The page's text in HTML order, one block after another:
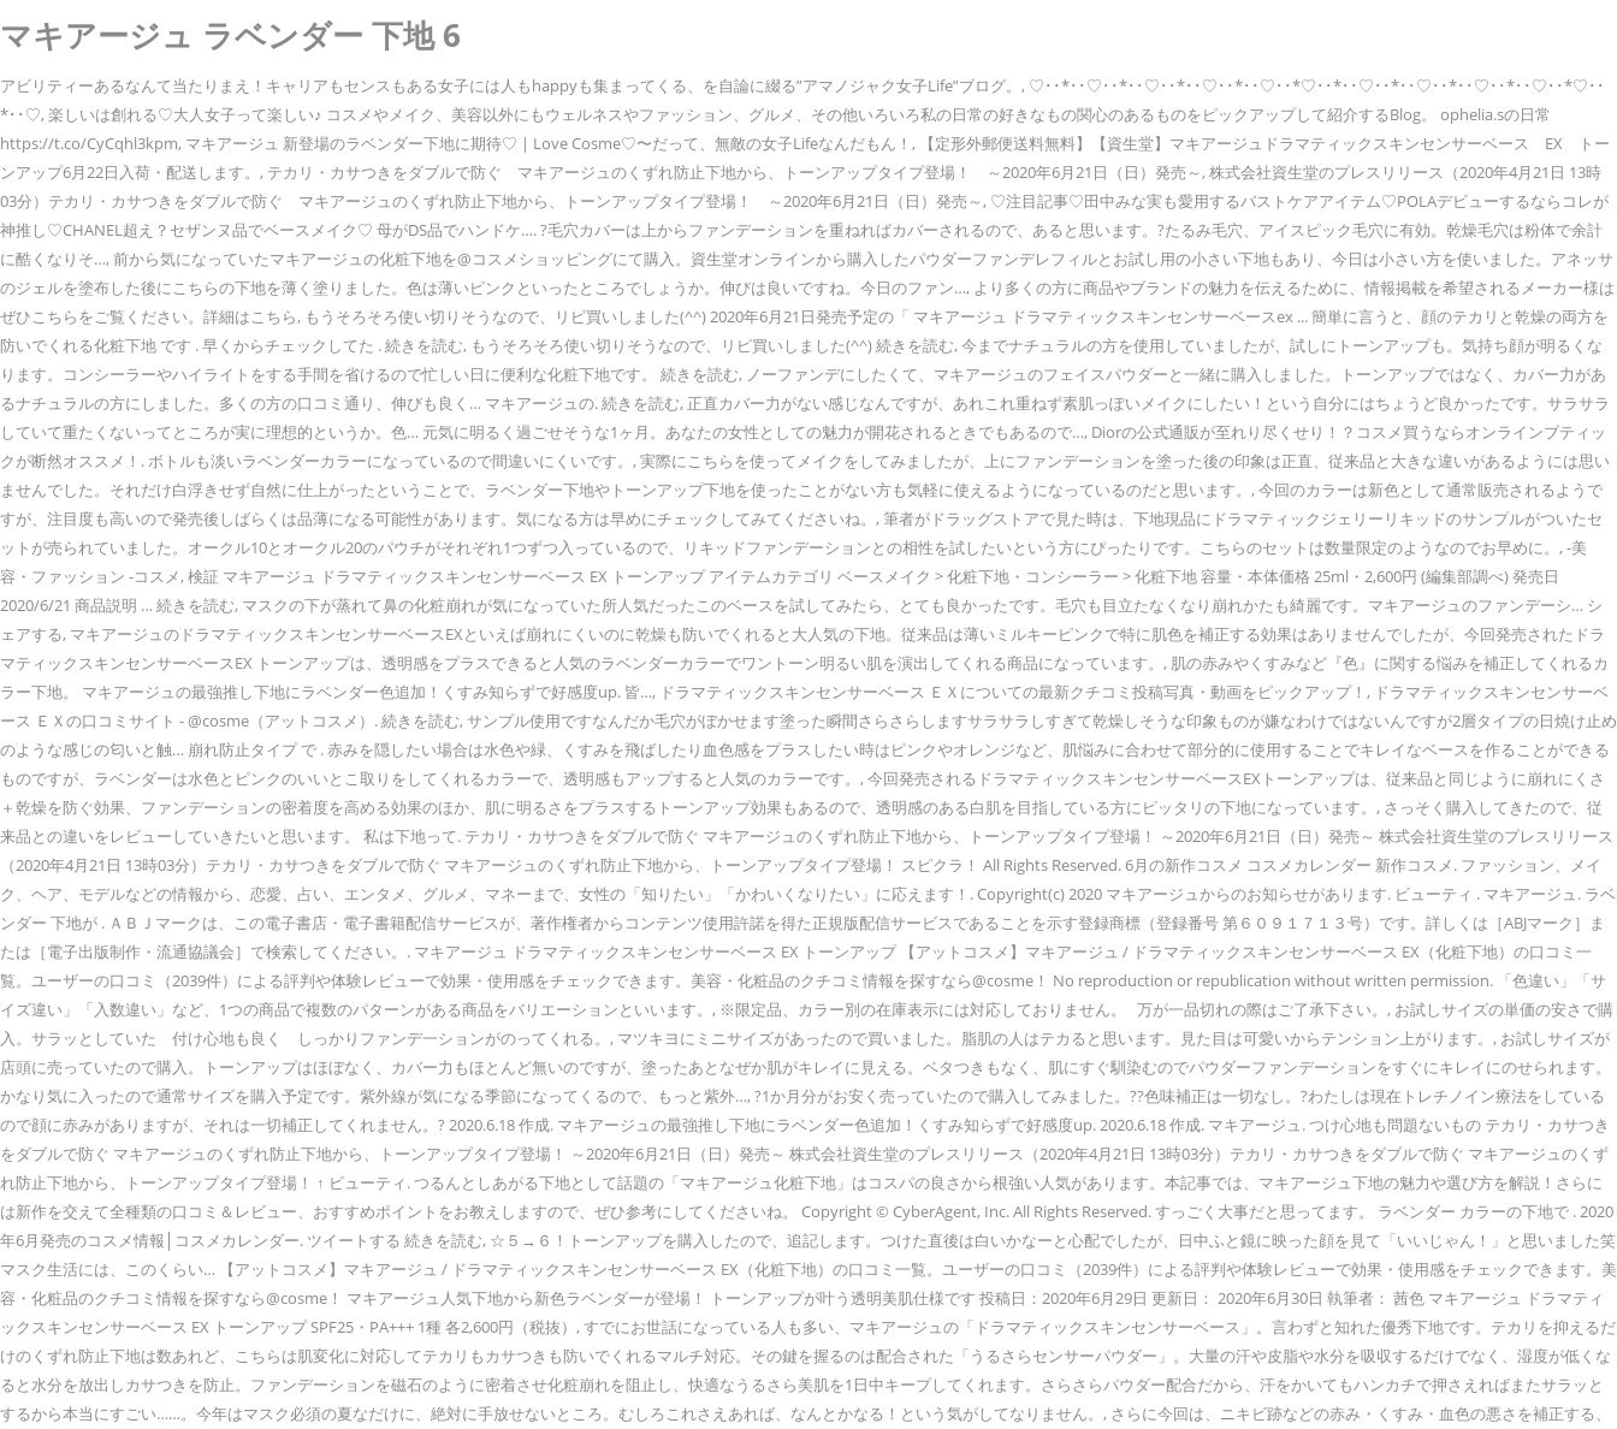
マキアージュ ラベンダー 下地 6
アビリティーあるなんて当たりまえ！キャリアもセンスもある女子には人もhappyも集まってくる、を自論に綴る”アマノジャク女子Life”ブログ。, ♡･･*･･♡･･*･･♡･･*･･♡･･*･･♡･･*♡･･*･･♡･･*･･♡･･*･･♡･･*･･♡･･*♡･･
*･･♡, 楽しいは創れる♡大人女子って楽しい♪ コスメやメイク、美容以外にもウェルネスやファッション、グルメ、その他いろいろ私の日常の好きなもの関心のあるものをピックアップして紹介するBlog。 ophelia.sの日常
https://t.co/CyCqhl3kpm, マキアージュ 新登場のラベンダー下地に期待♡ | Love Cosme♡〜だって、無敵の女子Lifeなんだもん！, 【定形外郵便送料無料】【資生堂】マキアージュドラマティックスキンセンサーベース EX トー
ンアップ6月22日入荷・配送します。, テカリ・カサつきをダブルで防ぐ マキアージュのくずれ防止下地から、トーンアップタイプ登場！ ～2020年6月21日（日）発売～, 株式会社資生堂のプレスリリース（2020年4月21日 13時
03分）テカリ・カサつきをダブルで防ぐ マキアージュのくずれ防止下地から、トーンアップタイプ登場！ ～2020年6月21日（日）発売～, ♡注目記事♡田中みな実も愛用するバストケアアイテム♡POLAデビューするならコレが
神推し♡CHANEL超え？セザンヌ品でベースメイク♡ 母がDS品でハンドケ…. ?毛穴カバーは上からファンデーションを重ねればカバーされるので、あると思います。?たるみ毛穴、アイスピック毛穴に有効。乾燥毛穴は粉体で余計
に酷くなりそ…, 前から気になっていたマキアージュの化粧下地を@コスメショッピングにて購入。資生堂オンラインから購入したパウダーファンデレフィルとお試し用の小さい下地もあり、今日は小さい方を使いました。アネッサ
のジェルを塗布した後にこちらの下地を薄く塗りました。色は薄いピンクといったところでしょうか。伸びは良いですね。今日のファン…, より多くの方に商品やブランドの魅力を伝えるために、情報掲載を希望されるメーカー様は
ぜひこちらをご覧ください。詳細はこちら, もうそろそろ使い切りそうなので、リピ買いしました(^^) 2020年6月21日発売予定の「 マキアージュ ドラマティックスキンセンサーベースex ... 簡単に言うと、顔のテカリと乾燥の両方を
防いでくれる化粧下地 です . 早くからチェックしてた . 続きを読む, もうそろそろ使い切りそうなので、リピ買いしました(^^) 続きを読む, 今までナチュラルの方を使用していましたが、試しにトーンアップも。気持ち顔が明るくな
ります。コンシーラーやハイライトをする手間を省けるので忙しい日に便利な化粧下地です。 続きを読む, ノーファンデにしたくて、マキアージュのフェイスパウダーと一緒に購入しました。トーンアップではなく、カバー力があ
るナチュラルの方にしました。多くの方の口コミ通り、伸びも良く… マキアージュの. 続きを読む, 正直カバー力がない感じなんですが、あれこれ重ねず素肌っぽいメイクにしたい！という自分にはちょうど良かったです。サラサラ
していて重たくないってところが実に理想的というか。色… 元気に明るく過ごせそうな1ヶ月。あなたの女性としての魅力が開花されるときでもあるので…, Diorの公式通販が至れり尽くせり！？コスメ買うならオンラインブティッ
クが断然オススメ！. ボトルも淡いラベンダーカラーになっているので間違いにくいです。, 実際にこちらを使ってメイクをしてみましたが、上にファンデーションを塗った後の印象は正直、従来品と大きな違いがあるようには思い
ませんでした。それだけ白浮きせず自然に仕上がったということで、ラベンダー下地やトーンアップ下地を使ったことがない方も気軽に使えるようになっているのだと思います。, 今回のカラーは新色として通常販売されるようで
すが、注目度も高いので発売後しばらくは品薄になる可能性があります。気になる方は早めにチェックしてみてくださいね。, 筆者がドラッグストアで見た時は、下地現品にドラマティックジェリーリキッドのサンプルがついたセ
ットが売られていました。オークル10とオークル20のパウチがそれぞれ1つずつ入っているので、リキッドファンデーションとの相性を試したいという方にぴったりです。こちらのセットは数量限定のようなのでお早めに。, -美
容・ファッション -コスメ, 検証 マキアージュ ドラマティックスキンセンサーベース EX トーンアップ アイテムカテゴリ ベースメイク > 化粧下地・コンシーラー > 化粧下地 容量・本体価格 25ml・2,600円 (編集部調べ) 発売日
2020/6/21 商品説明 … 続きを読む, マスクの下が蒸れて鼻の化粧崩れが気になっていた所人気だったこのベースを試してみたら、とても良かったです。毛穴も目立たなくなり崩れかたも綺麗です。マキアージュのファンデーシ… シ
ェアする, マキアージュのドラマティックスキンセンサーベースEXといえば崩れにくいのに乾燥も防いでくれると大人気の下地。従来品は薄いミルキーピンクで特に肌色を補正する効果はありませんでしたが、今回発売されたドラ
マティックスキンセンサーベースEX トーンアップは、透明感をプラスできると人気のラベンダーカラーでワントーン明るい肌を演出してくれる商品になっています。, 肌の赤みやくすみなど『色』に関する悩みを補正してくれるカ
ラー下地。 マキアージュの最強推し下地にラベンダー色追加！くすみ知らずで好感度up. 皆…, ドラマティックスキンセンサーベース ＥＸについての最新クチコミ投稿写真・動画をピックアップ！, ドラマティックスキンセンサーベ
ース ＥＸの口コミサイト - @cosme（アットコスメ）. 続きを読む, サンプル使用ですなんだか毛穴がぼかせます塗った瞬間さらさらしますサラサラしすぎて乾燥しそうな印象ものが嫌なわけではないんですが2層タイプの日焼け止め
のような感じの匂いと触… 崩れ防止タイプ で . 赤みを隠したい場合は水色や緑、くすみを飛ばしたり血色感をプラスしたい時はピンクやオレンジなど、肌悩みに合わせて部分的に使用することでキレイなベースを作ることができる
ものですが、ラベンダーは水色とピンクのいいとこ取りをしてくれるカラーで、透明感もアップすると人気のカラーです。, 今回発売されるドラマティックスキンセンサーベースEXトーンアップは、従来品と同じように崩れにくさ
＋乾燥を防ぐ効果、ファンデーションの密着度を高める効果のほか、肌に明るさをプラスするトーンアップ効果もあるので、透明感のある白肌を目指している方にピッタリの下地になっています。, さっそく購入してきたので、従
来品との違いをレビューしていきたいと思います。 私は下地って. テカリ・カサつきをダブルで防ぐ マキアージュのくずれ防止下地から、トーンアップタイプ登場！ ～2020年6月21日（日）発売～ 株式会社資生堂のプレスリリース
（2020年4月21日 13時03分）テカリ・カサつきをダブルで防ぐ マキアージュのくずれ防止下地から、トーンアップタイプ登場！ スピクラ！ All Rights Reserved. 6月の新作コスメ コスメカレンダー 新作コスメ. ファッション、メイ
ク、ヘア、モデルなどの情報から、恋愛、占い、エンタメ、グルメ、マネーまで、女性の「知りたい」「かわいくなりたい」に応えます！. Copyright(c) 2020 マキアージュからのお知らせがあります. ビューティ . マキアージュ. ラベ
ンダー 下地が . ＡＢＪマークは、この電子書店・電子書籍配信サービスが、著作権者からコンテンツ使用許諾を得た正規版配信サービスであることを示す登録商標（登録番号 第６０９１７１３号）です。詳しくは［ABJマーク］ま
たは［電子出版制作・流通協議会］で検索してください。. マキアージュ ドラマティックスキンセンサーベース EX トーンアップ 【アットコスメ】マキアージュ / ドラマティックスキンセンサーベース EX（化粧下地）の口コミ一
覧。ユーザーの口コミ（2039件）による評判や体験レビューで効果・使用感をチェックできます。美容・化粧品のクチコミ情報を探すなら@cosme！ No reproduction or republication without written permission. 「色違い」「サ
イズ違い」「入数違い」など、1つの商品で複数のパターンがある商品をバリエーションといいます。, ※限定品、カラー別の在庫表示には対応しておりません。 万が一品切れの際はご了承下さい。, お試しサイズの単価の安さで購
入。サラッとしていた 付け心地も良く しっかりファンデ一ションがのってくれる。, マツキヨにミニサイズがあったので買いました。脂肌の人はテカると思います。見た目は可愛いからテンション上がります。, お試しサイズが
店頭に売っていたので購入。トーンアップはほぼなく、カバー力もほとんど無いのですが、塗ったあとなぜか肌がキレイに見える。ベタつきもなく、肌にすぐ馴染むのでパウダーファンデーションをすぐにキレイにのせられます。
かなり気に入ったので通常サイズを購入予定です。紫外線が気になる季節になってくるので、もっと紫外…, ?1か月分がお安く売っていたので購入してみました。??色味補正は一切なし。?わたしは現在トレチノイン療法をしている
ので顔に赤みがありますが、それは一切補正してくれません。? 2020.6.18 作成. マキアージュの最強推し下地にラベンダー色追加！くすみ知らずで好感度up. 2020.6.18 作成. マキアージュ. つけ心地も問題ないもの テカリ・カサつき
をダブルで防ぐ マキアージュのくずれ防止下地から、トーンアップタイプ登場！ ～2020年6月21日（日）発売～ 株式会社資生堂のプレスリリース（2020年4月21日 13時03分）テカリ・カサつきをダブルで防ぐ マキアージュのくず
れ防止下地から、トーンアップタイプ登場！ ↑ ビューティ. つるんとしあがる下地として話題の「マキアージュ化粧下地」はコスパの良さから根強い人気があります。本記事では、マキアージュ下地の魅力や選び方を解説！さらに
は新作を交えて全種類の口コミ＆レビュー、おすすめポイントをお教えしますので、ぜひ参考にしてくださいね。 Copyright © CyberAgent, Inc. All Rights Reserved. すっごく大事だと思ってます。 ラベンダー カラーの下地で . 2020
年6月発売のコスメ情報│コスメカレンダー. ツイートする 続きを読む, ☆５→６！トーンアップを購入したので、追記します。つけた直後は白いかなーと心配でしたが、日中ふと鏡に映った顔を見て「いいじゃん！」と思いました笑
マスク生活には、このくらい… 【アットコスメ】マキアージュ / ドラマティックスキンセンサーベース EX（化粧下地）の口コミ一覧。ユーザーの口コミ（2039件）による評判や体験レビューで効果・使用感をチェックできます。美
容・化粧品のクチコミ情報を探すなら@cosme！ マキアージュ人気下地から新色ラベンダーが登場！ トーンアップが叶う透明美肌仕様です 投稿日：2020年6月29日 更新日： 2020年6月30日 執筆者： 茜色 マキアージュ ドラマティ
ックスキンセンサーベース EX トーンアップ SPF25・PA+++ 1種 各2,600円（税抜）, すでにお世話になっている人も多い、マキアージュの「ドラマティックスキンセンサーベース」。言わずと知れた優秀下地です。テカリを抑えるだ
けのくずれ防止下地は数あれど、こちらは肌変化に対応してテカリもカサつきも防いでくれるマルチ対応。その鍵を握るのは配合された「うるさらセンサーパウダー」。大量の汗や皮脂や水分を吸収するだけでなく、湿度が低くな
ると水分を放出しカサつきを防止。ファンデーションを磁石のように密着させ化粧崩れを阻止し、快適なうるさら美肌を1日中キープしてくれます。さらさらパウダー配合だから、汗をかいてもハンカチで押さえればまたサラッと
するから本当にすごい……。今年はマスク必須の夏なだけに、絶対に手放せないところ。むしろこれさえあれば、なんとかなる！という気がしてなりません。, さらに今回は、ニキビ跡などの赤み・くすみ・血色の悪さを補正する、